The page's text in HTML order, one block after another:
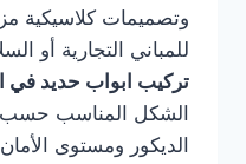
وتصميمات كلاسيكية
للمباني التجارية أو
تركيب ابواب حديد في
الشكل المناسب حسب
الديكور ومستوى